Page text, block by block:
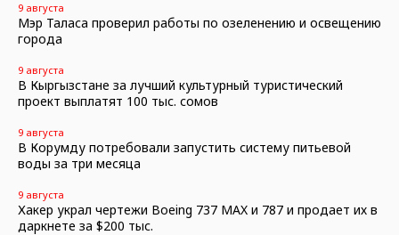
9 августа
Мэр Таласа проверил работы по озеленению и освещению
города
9 августа
В Кыргызстане за лучший культурный туристический
проект выплатят 100 тыс. сомов
9 августа
В Корумду потребовали запустить систему питьевой
воды за три месяца
9 августа
Хакер украл чертежи Boeing 737 MAX и 787 и продает их в
даркнете за $200 тыс.